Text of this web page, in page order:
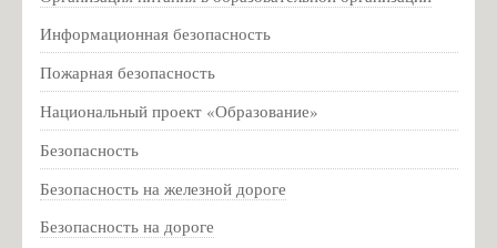
16 мая ушла из жизни Ида Филипповна Горелик
Техника безопасности летом
Пакет мер социальной поддержки жителей Псковской
области
Всероссийская акция #ОКНА_ПОБЕДЫ 2020
Большая перемена
Информационная безопасность
Пожарная безопасность
Национальный проект «Образование»
Безопасность
Безопасность на железной дороге
Безопасность на дороге